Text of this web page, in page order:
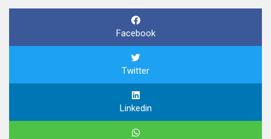
Facebook
Twitter
Linkedin